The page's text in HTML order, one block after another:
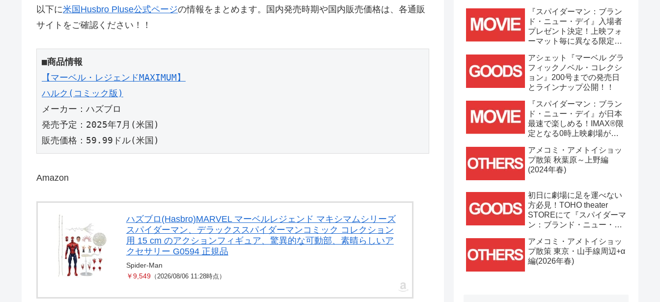
以下に米国Husbro Pluse公式ページの情報をまとめます。国内発売時期や国内販売価格は、各通販
サイトをご確認ください！！
■商品情報
【マーベル・レジェンドMAXIMUM】
ハルク(コミック版)
メーカー：ハズブロ
発売予定：2025年7月(米国)
販売価格：59.99ドル(米国)
Amazon
ハズブロ(Hasbro)MARVEL マーベルレジェンド マキシマムシリーズ
スパイダーマン、デラックススパイダーマンコミック コレクション
用 15 cm のアクションフィギュア、驚異的な可動部、素晴らしいア
クセサリー G0594 正規品
Spider-Man
￥9,549（2026/08/06 11:28時点）
中！！
『スパイダーマン：ブラン
ド・ニュー・デイ』入場者
プレゼント決定！上映フォ
ーマット毎に異なる限定ビ
える！！
アシェット『マーベル グラ
フィックノベル・コレクシ
ョン』200号までの発売日
とラインナップ公開！！
『スパイダーマン：ブラン
ド・ニュー・デイ』が日本
最速で楽しめる！IMAX®限
定となる0時上映劇場が決
アメコミ・アメトイショッ
プ散策 秋葉原～上野編
(2024年春)
初日に劇場に足を運べない
方必見！TOHO theater
STOREにて『スパイダーマ
ン：ブランド・ニュー・デ
7/31(金)11時より開始！！
アメコミ・アメトイショッ
プ散策 東京・山手線周辺+α
編(2026年春)